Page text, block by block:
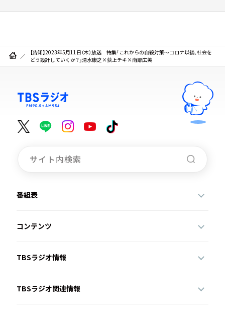
【告知】2023年5月11日（木）放送 特集「これからの自殺対策～コロナ以後、社会を
どう設計していくか？」清水康之×荻上チキ×南部広美
番組表
コンテンツ
TBSラジオ情報
TBSラジオ関連情報